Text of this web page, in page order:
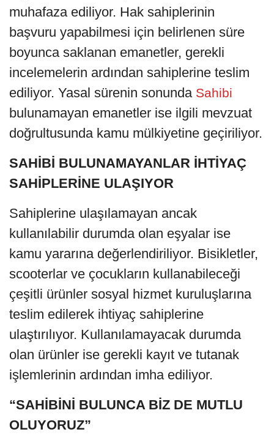
muhafaza ediliyor. Hak sahiplerinin
başvuru yapabilmesi için belirlenen süre
boyunca saklanan emanetler, gerekli
incelemelerin ardından sahiplerine teslim
ediliyor. Yasal sürenin sonunda Sahibi
bulunamayan emanetler ise ilgili mevzuat
doğrultusunda kamu mülkiyetine geçiriliyor.
SAHİBİ BULUNAMAYANLAR İHTİYAÇ
SAHİPLERİNE ULAŞIYOR
Sahiplerine ulaşılamayan ancak
kullanılabilir durumda olan eşyalar ise
kamu yararına değerlendiriliyor. Bisikletler,
scooterlar ve çocukların kullanabileceği
çeşitli ürünler sosyal hizmet kuruluşlarına
teslim edilerek ihtiyaç sahiplerine
ulaştırılıyor. Kullanılamayacak durumda
olan ürünler ise gerekli kayıt ve tutanak
işlemlerinin ardından imha ediliyor.
“SAHİBİNİ BULUNCA BİZ DE MUTLU
OLUYORUZ”